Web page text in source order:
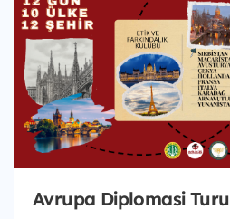
Avrupa Diplomasi Turu